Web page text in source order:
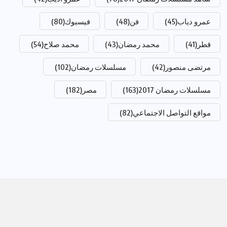
عمرو دياب(45) فن(48) فيسبوك(80)
قطر (41) محمد رمضان(43) محمد صلاح(54)
مرتضى منصور (42) مسلسلات رمضان(102)
مسلسلات رمضان 2017 (163) مصر (182)
مواقع التواصل الاجتماعي(82)